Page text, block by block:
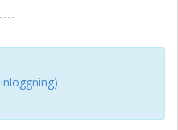
for hydrogenation of
clearly different from
nanoparticles.